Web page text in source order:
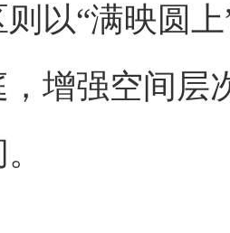
则以“满映圆
，增强空间层